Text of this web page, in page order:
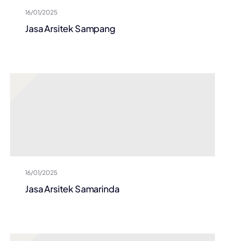
16/01/2025
Jasa Arsitek Sampang
16/01/2025
Jasa Arsitek Samarinda